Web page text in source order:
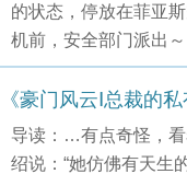
的状态，停放在菲亚
机前，安全部门派出
《豪门风云Ⅰ总裁的
导读：…有点奇怪，
绍说：“她仿佛有天生